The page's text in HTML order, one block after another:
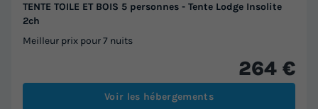
TENTE TOILE ET BOIS 5 personnes - Tente Lodge Insolite
2ch
Meilleur prix pour 7 nuits
264 €
Voir les hébergements